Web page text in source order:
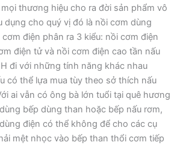
thương hiệu cho ra đời sản phẩm vô
dụng cho quý vị đó là nồi cơm dùng
cơm điện phân ra 3 kiểu: nồi cơm điện
điện tử và nồi cơm điện cao tần nấu
đi với những tính năng khác nhau
có thể lựa mua tùy theo sở thích nấu
ai vẫn có ông bà lớn tuổi tại quê hương
bếp dùng than hoặc bếp nấu rơm,
điện có thể không để cho các cụ
mệt nhọc vào bếp than thổi cơm tiếp